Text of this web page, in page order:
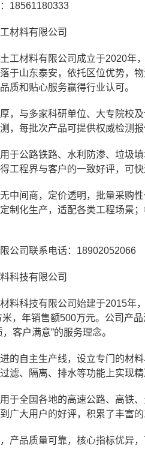
18561180333
材料有限公司
工材料有限公司成立于2020年
于山东泰安，依托区位优势，
质和贴心服务赢得行业认可。
，与多家科研单位、大专院校
，每批次产品可提供权威检测
于公路铁路、水利防渗、垃圾
工程界与客户的一致好评，可快
中间商，定价透明，批量采购
制化生产，适配各类工程场景
公司联系电话：18902052066
科技有限公司
料科技有限公司始建于2015年
，年销售额500万元。公司产
客户满意”的服务理念。
的自主生产线，设立专门的材
滤、隔离、排水等功能上实现
于全国各地的高速公路、高铁
广大用户的好评，积累了丰富的
产品质量可靠，核心指标优异